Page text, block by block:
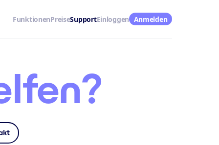
FunktionenPreiseSupportEinloggen Anmelden